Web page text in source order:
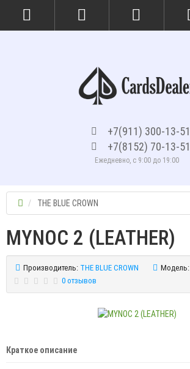
+7(911) 300-13-51
+7(8152) 70-13-51
Ежедневно, с 9:00 до 19:00
THE BLUE CROWN
MYNOC 2 (LEATHER)
Производитель: THE BLUE CROWN Модель:
0 отзывов
Краткое описание